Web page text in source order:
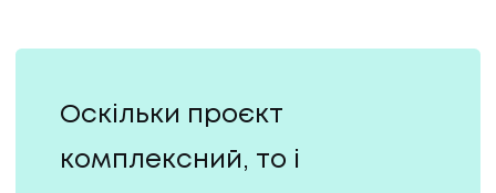
Оскільки проєкт
комплексний, то і